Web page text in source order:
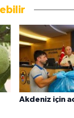
Akdeniz için